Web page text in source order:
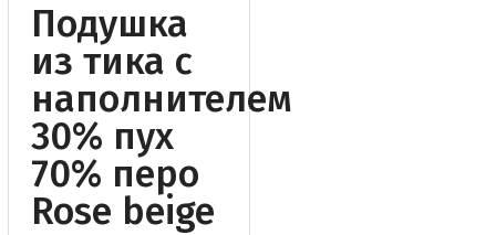
Подушка
из тика с
наполнителем
30% пух
70% перо
Rose beige